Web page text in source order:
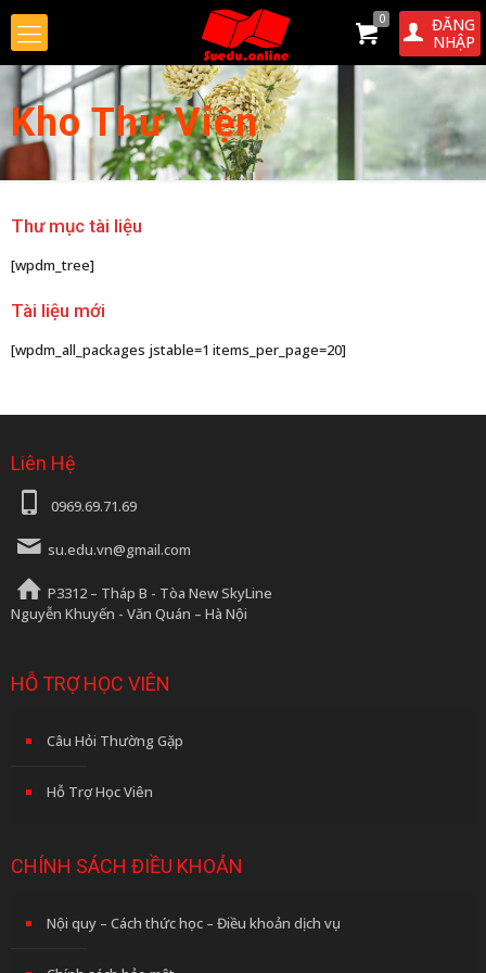
0
ĐĂNG
NHẬP
Kho Thư Viện
Thư mục tài liệu
[wpdm_tree]
Tài liệu mới
[wpdm_all_packages jstable=1 items_per_page=20]
Liên Hệ
0969.69.71.69
su.edu.vn@gmail.com
P3312 – Tháp B - Tòa New SkyLine
Nguyễn Khuyến - Văn Quán – Hà Nội
HỖ TRỢ HỌC VIÊN
Câu Hỏi Thường Gặp
Hỗ Trợ Học Viên
CHÍNH SÁCH ĐIỀU KHOẢN
Nội quy – Cách thức học – Điều khoản dịch vụ